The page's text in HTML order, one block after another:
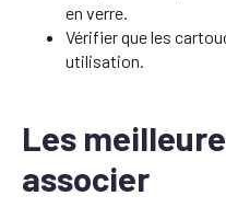
en verre.
Vérifier que les
utilisation.
Les
associer